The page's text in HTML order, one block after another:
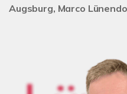
Augsburg, Marco